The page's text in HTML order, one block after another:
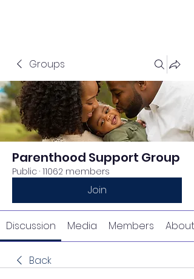
Groups
Parenthood Support Group
Public · 11062 members
Join
Discussion Media Members About
Back